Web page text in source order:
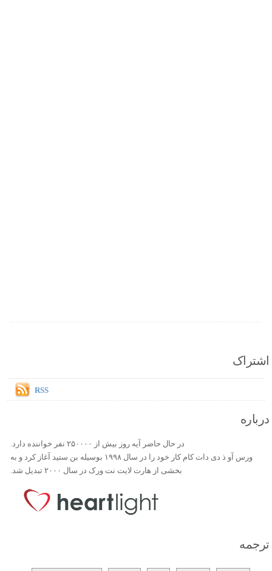
اشتراک
RSS
درباره
در حال حاضر آیه روز بیش از ۲۵۰۰۰۰ نفر خواننده دارد.
ورس آو ذ دی دات کام کار خود را در سال ۱۹۹۸ بوسیله بن ستید آغاز کرد و به
بخشی از هارت لایت نت ورک در سال ۲۰۰۰ تبدیل شد.
ترجمه